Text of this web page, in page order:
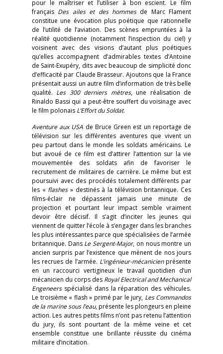
pour le maîtriser et l’utiliser à bon escient. Le film
français Des ailes et des hommes de Marc Flament
constitue une évocation plus poétique que rationnelle
de l’utilité de l’aviation. Des scènes empruntées à la
réalité quotidienne (notamment l’inspection du ciel) y
voisinent avec des visions d’autant plus poétiques
qu’elles accompagnent d’admirables textes d’Antoine
de Saint-Exupéry, dits avec beaucoup de simplicité donc
d’efficacité par Claude Brasseur. Ajoutons que la France
présentait aussi un autre film d’information de très belle
qualité. Les 300 derniers mètres, une réalisation de
Rinaldo Bassi qui a peut-être souffert du voisinage avec
le film polonais L’Effort du Soldat.
Aventure aux USA de Bruce Green est un reportage de
télévision sur les différentes aventures que vivent un
peu partout dans le monde les soldats américains. Le
but avoué de ce film est d’attirer l’attention sur la vie
mouvementée des soldats afin de favoriser le
recrutement de militaires de carrière. Le même but est
poursuivi avec des procédés totalement différents par
les « flashes» destinés à la télévision britannique. Ces
films-éclair ne dépassent jamais une minute de
projection et pourtant leur impact semble vraiment
devoir être décisif. Il s’agit d’inciter les jeunes qui
viennent de quitter l’école à s’engager dans les branches
les plus intéressantes parce que spécialisées de l’armée
britannique. Dans Le Sergent-Major, on nous montre un
ancien surpris par l’existence que mènent de nos jours
les recrues de l’armée. L’ingénieur-mécanicienprésente
en un raccourci vertigineux le travail quotidien d’un
mécanicien du corps des Royal Electrical and Mechanical
Engeneers spécialisé dans la réparation des véhicules.
Le troisième « flash » primé par le jury, Les Commandos
de la marine sous l’eau, présente les plongeurs en pleine
action. Les autres petits films n’ont pas retenu l’attention
du jury, ils sont pourtant de la même veine et cet
ensemble constitue une brillante réussite du cinéma
militaire d’incitation.